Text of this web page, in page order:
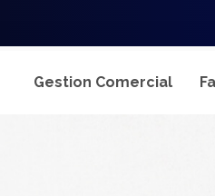
Gestion Comercial